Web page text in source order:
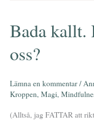
Bada kallt.
oss?
Lämna en kommentar /
Kroppen, Magi,
(Alltså, jag FATTAR att
Bada
kallt.
Hur
går
för
oss?